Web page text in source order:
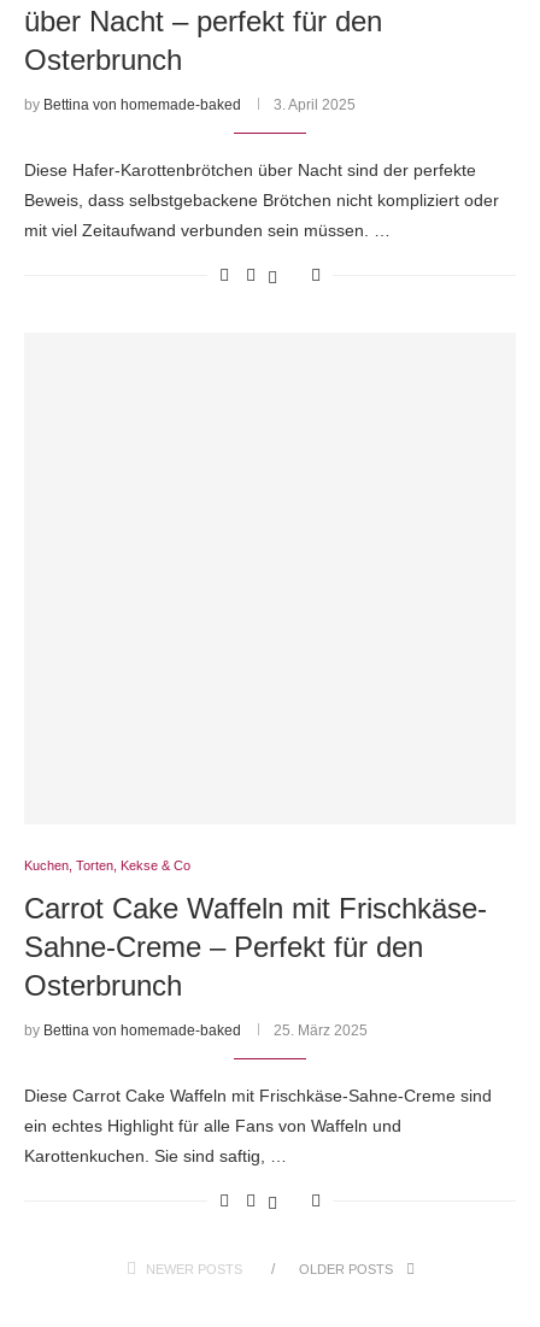
über Nacht – perfekt für den
Osterbrunch
by Bettina von homemade-baked 3. April 2025
Diese Hafer-Karottenbrötchen über Nacht sind der perfekte
Beweis, dass selbstgebackene Brötchen nicht kompliziert oder
mit viel Zeitaufwand verbunden sein müssen. …
Kuchen, Torten, Kekse & Co
Carrot Cake Waffeln mit Frischkäse-
Sahne-Creme – Perfekt für den
Osterbrunch
by Bettina von homemade-baked 25. März 2025
Diese Carrot Cake Waffeln mit Frischkäse-Sahne-Creme sind
ein echtes Highlight für alle Fans von Waffeln und
Karottenkuchen. Sie sind saftig, …
NEWER POSTS OLDER POSTS